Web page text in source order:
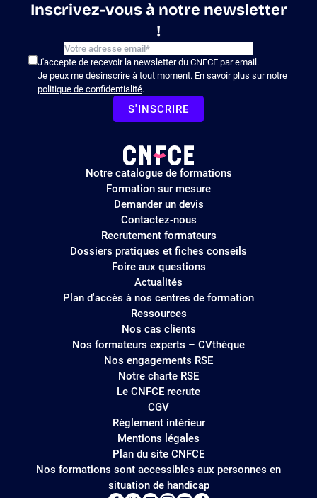
Inscrivez-vous à notre newsletter
!
J'accepte de recevoir la newsletter du CNFCE par email.
Je peux me désinscrire à tout moment. En savoir plus sur notre
politique de confidentialité.
S'INSCRIRE
Logo
site
Notre catalogue de formations
Formation sur mesure
Demander un devis
Contactez-nous
Recrutement formateurs
Dossiers pratiques et fiches conseils
Foire aux questions
Actualités
Plan d'accès à nos centres de formation
Ressources
Nos cas clients
Nos formateurs experts – CVthèque
Nos engagements RSE
Notre charte RSE
Le CNFCE recrute
CGV
Règlement intérieur
Mentions légales
Plan du site CNFCE
Nos formations sont accessibles aux personnes en
situation de handicap